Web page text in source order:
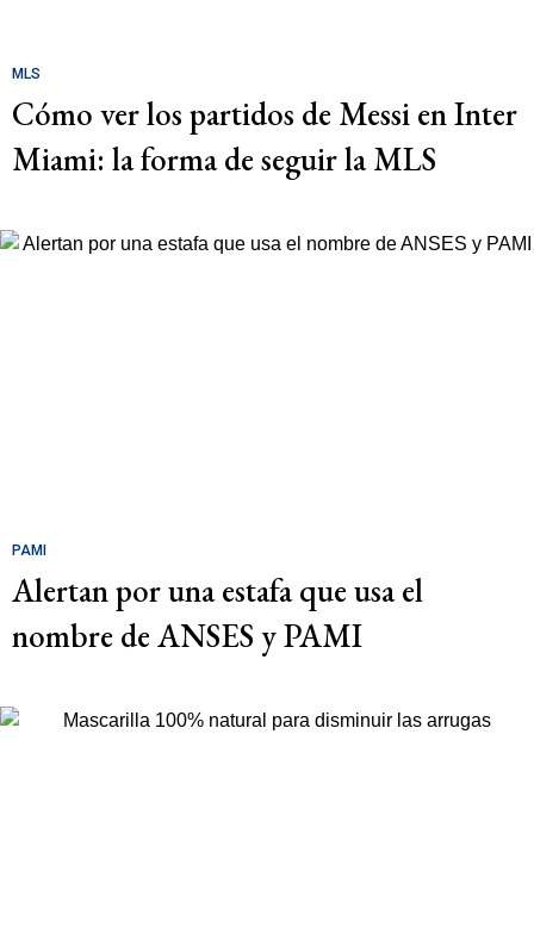
MLS
Cómo ver los partidos de Messi en Inter
Miami: la forma de seguir la MLS
PAMI
Alertan por una estafa que usa el
nombre de ANSES y PAMI